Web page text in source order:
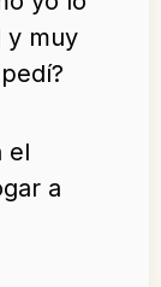
y muy
el
a